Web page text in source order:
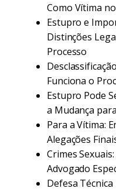
Como Vítima
Estupro e
Distinções
Processo
Funciona o
Estupro Pode
a Mudança
Para a Vítima:
Alegações
Crimes
Advogado
Defesa Técnica